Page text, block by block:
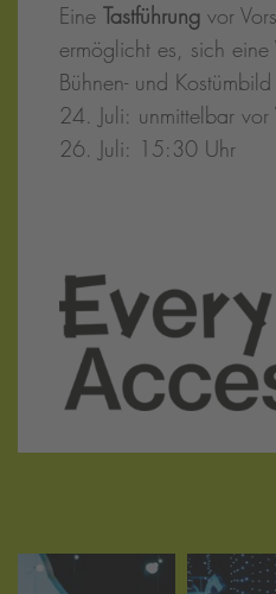
Eine Tastführung vor
ermöglicht es, sich eine
Bühnen- und
24. Juli: unmittelbar vor
26. Juli: 15:30 Uhr